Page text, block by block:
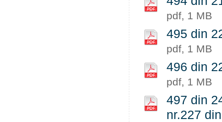
pdf, 1 MB
495 din
pdf, 1 MB
496 din
pdf, 1 MB
497 din
nr.227